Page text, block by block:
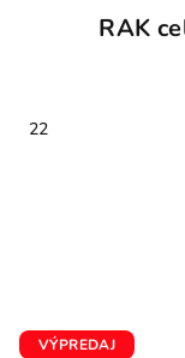
RAK
22
VÝPREDAJ